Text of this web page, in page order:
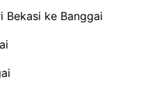
Bekasi ke Banggai